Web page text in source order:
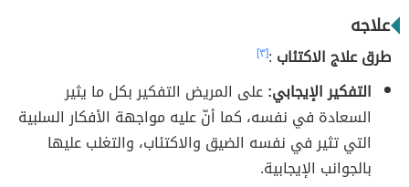
علاجه
طرق علاج الاكتئاب :[٣]
التفكير الإيجابي:على المريض التفكير بكل ما يثير
السعادة في نفسه، كما أنّ عليه مواجهة الأفكار السلبية
التي تثير في نفسه الضيق والاكتئاب، والتغلب عليها
بالجوانب الإيجابية.